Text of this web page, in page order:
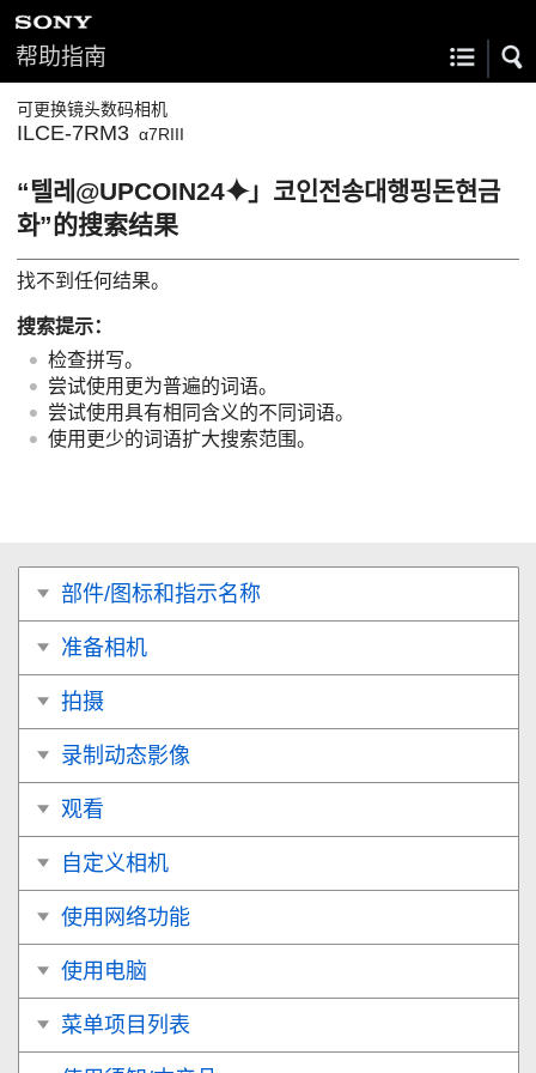
帮助指南
可更换镜头数码相机
ILCE-7RM3 α7RIII
“텔레@UPCOIN24⯌」코인전송대행핑돈현금
화”的搜索结果
找不到任何结果。
搜索提示：
检查拼写。
尝试使用更为普遍的词语。
尝试使用具有相同含义的不同词语。
使用更少的词语扩大搜索范围。
部件/图标和指示名称
准备相机
拍摄
录制动态影像
观看
自定义相机
使用网络功能
使用电脑
菜单项目列表